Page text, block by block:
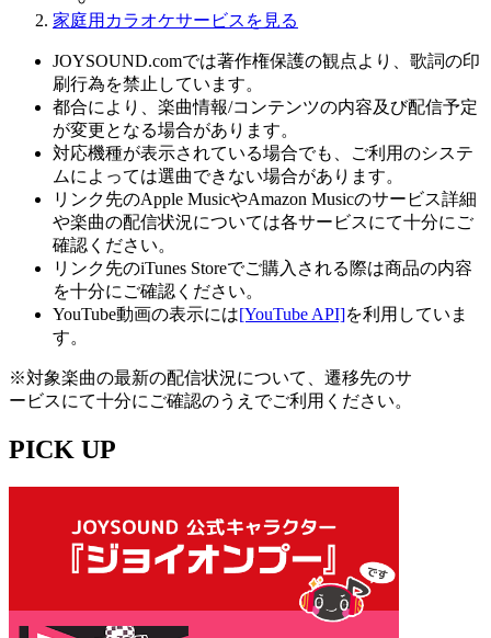
家庭用カラオケサービスを見る
JOYSOUND.comでは著作権保護の観点より、歌詞の印
刷行為を禁止しています。
都合により、楽曲情報/コンテンツの内容及び配信予定
が変更となる場合があります。
対応機種が表示されている場合でも、ご利用のシステ
ムによっては選曲できない場合があります。
リンク先のApple MusicやAmazon Musicのサービス詳細
や楽曲の配信状況については各サービスにて十分にご
確認ください。
リンク先のiTunes Storeでご購入される際は商品の内容
を十分にご確認ください。
YouTube動画の表示には[YouTube API]を利用していま
す。
※対象楽曲の最新の配信状況について、遷移先のサ
ービスにて十分にご確認のうえでご利用ください。
PICK UP